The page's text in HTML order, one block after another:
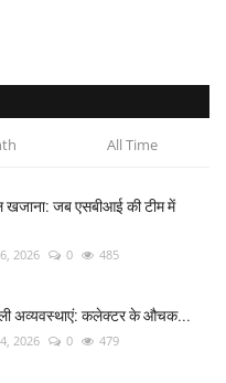
All Time
खजाना: जब एसबीआई की टीम में
2026 0 485
फैली अव्यवस्थाएं: कलेक्टर के औचक...
2026 0 479